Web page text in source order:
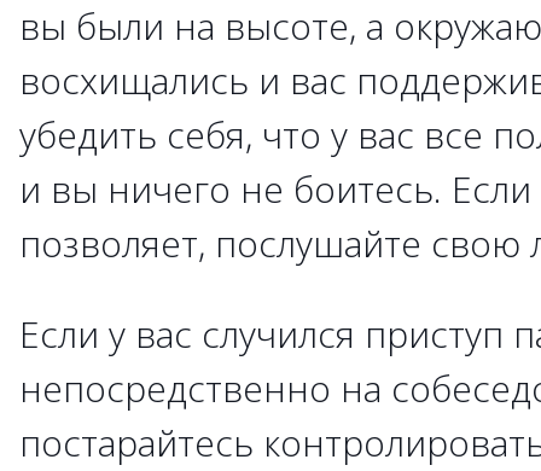
вы были на высоте, а
восхищались и вас
убедить себя, что у вас все
и вы ничего не боитесь.
позволяет, послушайте
Если у вас случился приступ
непосредственно на
постарайтесь